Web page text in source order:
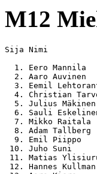
M12
Sija Nimi
1. Eero Mannila
2. Aaro Auvinen
3. Eemil
4. Christian
5. Julius
6. Sauli
7. Mikko Raitala
8. Adam Tallberg
9. Emil Piippo
10. Juho Suni
11. Matias
12. Hannes